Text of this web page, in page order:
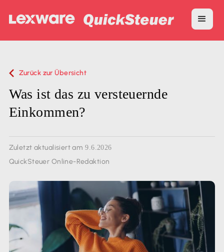
Zurück zur Übersicht
Was ist das zu versteuernde
Einkommen?
QuickSteuer Online-Redaktion
Zuletzt aktualisiert am 9.6.2026